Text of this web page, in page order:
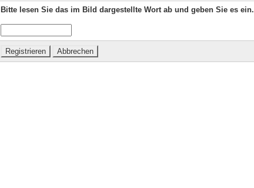
Bitte lesen Sie das im Bild dargestellte Wort ab und geben Sie es ein.